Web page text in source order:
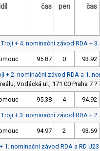
čas pen čas
+ 4. nominační závod RDA +
95.87 0 93.92
+ 2. nominační závod RDA a 1.
Vodácká ul., 171 00 Praha 7 ?
95.38 4 94.92
+ 3. nominační závod RDA +
94.97 2 93.69
1. nominační závod RDA a RD U23